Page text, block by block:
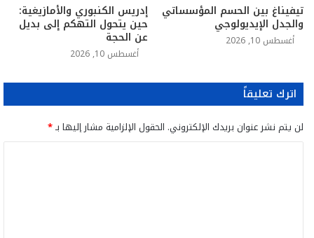
تيفيناغ بين الحسم المؤسساتي
والجدل الإيديولوجي
أغسطس 10, 2026
إدريس الكنبوري والأمازيغية:
حين يتحول التهكم إلى بديل
عن الحجة
أغسطس 10, 2026
اترك تعليقاً
لن يتم نشر عنوان بريدك الإلكتروني. الحقول الإلزامية مشار إليها بـ*